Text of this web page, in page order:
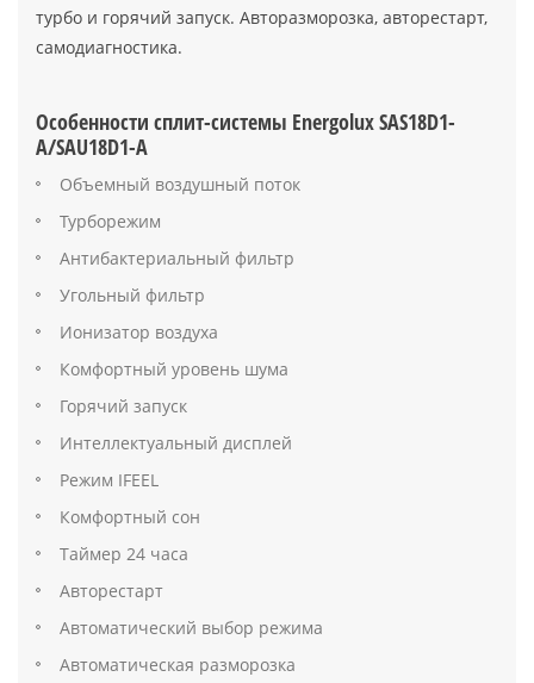
турбо и горячий запуск. Авторазморозка, авторестарт,
самодиагностика.
Особенности сплит-системы Energolux SAS18D1-
A/SAU18D1-A
Объемный воздушный поток
Турборежим
Антибактериальный фильтр
Угольный фильтр
Ионизатор воздуха
Комфортный уровень шума
Горячий запуск
Интеллектуальный дисплей
Режим IFEEL
Комфортный сон
Таймер 24 часа
Авторестарт
Автоматический выбор режима
Автоматическая разморозка